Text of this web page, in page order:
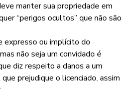
manter sua propriedade em
“perigos ocultos” que não são
expresso ou implícito do
não seja um convidado é
diz respeito a danos a um
prejudique o licenciado, assim